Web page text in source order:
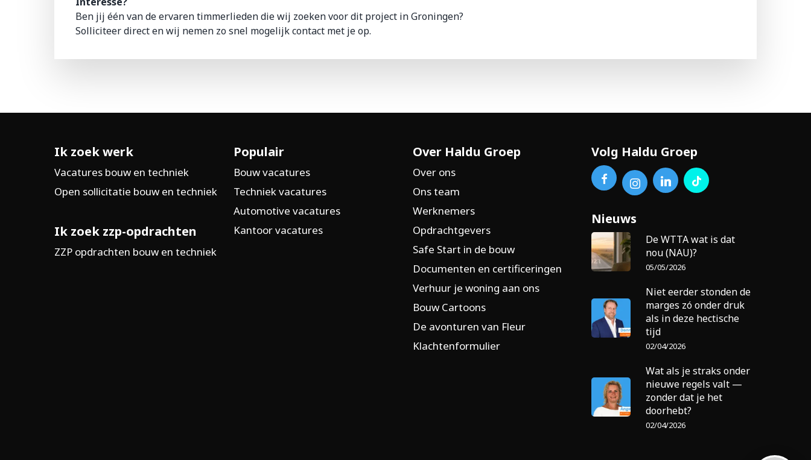
Ben jij één van de ervaren timmerlieden die wij zoeken voor dit project in Groningen?
Solliciteer direct en wij nemen zo snel mogelijk contact met je op.
Ik zoek werk
Vacatures bouw en techniek
Open sollicitatie bouw en techniek
Ik zoek zzp-opdrachten
ZZP opdrachten bouw en techniek
Populair
Bouw vacatures
Techniek vacatures
Automotive vacatures
Kantoor vacatures
Over Haldu Groep
Over ons
Ons team
Werknemers
Opdrachtgevers
Safe Start in de bouw
Documenten en certificeringen
Verhuur je woning aan ons
Bouw Cartoons
De avonturen van Fleur
Klachtenformulier
Volg Haldu Groep
Nieuws
De WTTA wat is dat
nou (NAU)?
05/05/2026
Niet eerder stonden de
marges zó onder druk
als in deze hectische
tijd
02/04/2026
Wat als je straks onder
nieuwe regels valt —
zonder dat je het
doorhebt?
02/04/2026